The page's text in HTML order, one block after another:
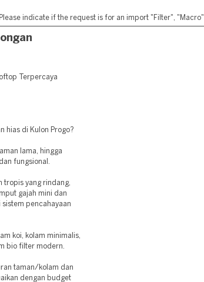
indicate if the request is for an import "Filter",
Terpercaya
hias di Kulon Progo?
lama, hingga
fungsional.
tropis yang rindang,
gajah mini dan
pencahayaan
koi, kolam minimalis,
bio filter modern.
taman/kolam dan
dengan budget